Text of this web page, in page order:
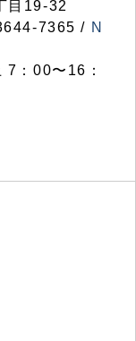
目19-32
7365 / N
：00〜16：